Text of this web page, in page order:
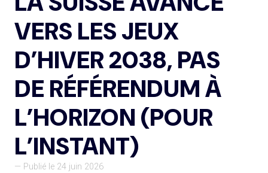
VERS LES JEUX
D’HIVER 2038, PAS
DE RÉFÉRENDUM À
L’HORIZON (POUR
L’INSTANT)
— Publié le 24 juin 2026